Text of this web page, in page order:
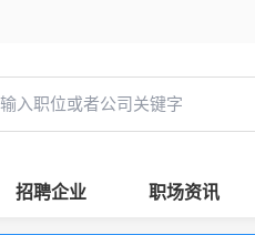
招聘企业 职场资讯